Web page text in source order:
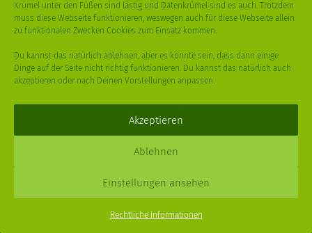
Krümel unter den Füßen sind lästig und Datenkrümel sind es auch. Trotzdem
muss diese Webseite funktionieren, weswegen auch für diese Webseite allein
zu funktionalen Zwecken Cookies zum Einsatz kommen.
Du kannst das natürlich ablehnen, aber es könnte sein, dass dann einige
Dinge auf der Seite nicht richtig funktionieren. Du kannst das natürlich auch
akzeptieren oder nach Deinen Vorstellungen anpassen.
Akzeptieren
Ablehnen
Einstellungen ansehen
Rechtliche Informationen
Menu
Archiv
Oktober 2023
April 2023